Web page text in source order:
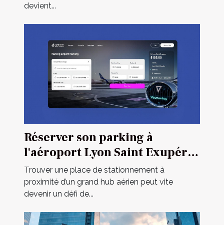
devient...
Réserver son parking à
l'aéroport Lyon Saint Exupéry
: guide pratique
Trouver une place de stationnement à
proximité d’un grand hub aérien peut vite
devenir un défi de...